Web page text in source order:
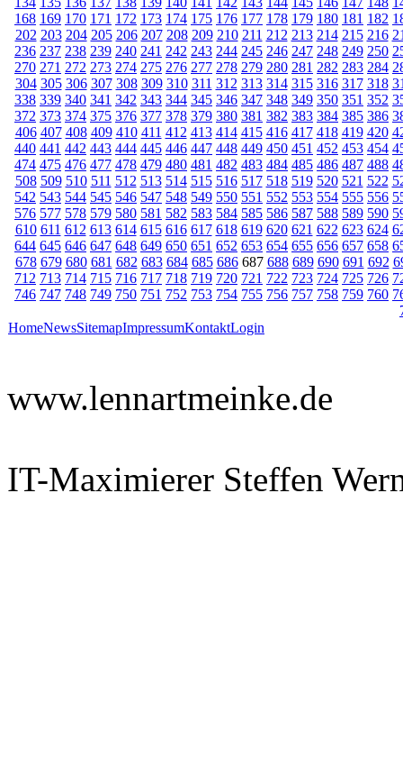
168 169 170 171 172 173 174 175 176 177 178 179 180 181 182
202 203 204 205 206 207 208 209 210 211 212 213 214 215 216
236 237 238 239 240 241 242 243 244 245 246 247 248 249 250
270 271 272 273 274 275 276 277 278 279 280 281 282 283 284
304 305 306 307 308 309 310 311 312 313 314 315 316 317 318
338 339 340 341 342 343 344 345 346 347 348 349 350 351 352
372 373 374 375 376 377 378 379 380 381 382 383 384 385 386
406 407 408 409 410 411 412 413 414 415 416 417 418 419 420
440 441 442 443 444 445 446 447 448 449 450 451 452 453 454
474 475 476 477 478 479 480 481 482 483 484 485 486 487 488
508 509 510 511 512 513 514 515 516 517 518 519 520 521 522
542 543 544 545 546 547 548 549 550 551 552 553 554 555 556
576 577 578 579 580 581 582 583 584 585 586 587 588 589 590
610 611 612 613 614 615 616 617 618 619 620 621 622 623 624
644 645 646 647 648 649 650 651 652 653 654 655 656 657 658
678 679 680 681 682 683 684 685 686687 688 689 690 691 692
712 713 714 715 716 717 718 719 720 721 722 723 724 725 726
746 747 748 749 750 751 752 753 754 755 756 757 758 759 760
HomeNewsSitemapImpressumKontaktLogin
www.lennartmeinke.de
IT-Maximierer Steffen